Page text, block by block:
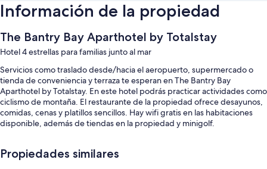
Información de la propiedad
The Bantry Bay Aparthotel by Totalstay
Hotel 4 estrellas para familias junto al mar
Servicios como traslado desde/hacia el aeropuerto, supermercado o
tienda de conveniencia y terraza te esperan en The Bantry Bay
Aparthotel by Totalstay. En este hotel podrás practicar actividades como
ciclismo de montaña. El restaurante de la propiedad ofrece desayunos,
comidas, cenas y platillos sencillos. Hay wifi gratis en las habitaciones
disponible, además de tiendas en la propiedad y minigolf.
Alberca al aire libre
Propiedades similares